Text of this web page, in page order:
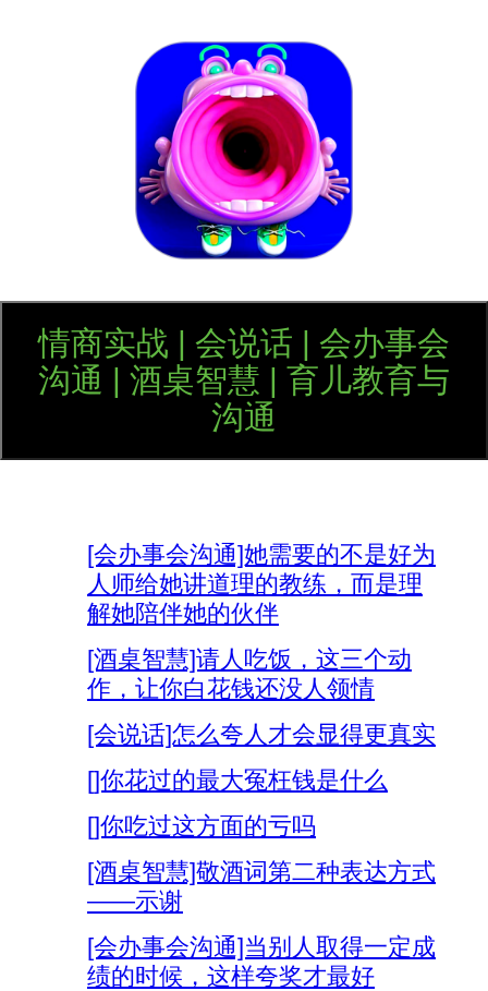
情商实战 | 会说话 | 会办事会
沟通 | 酒桌智慧 | 育儿教育与
沟通
[会办事会沟通]她需要的不是好为
人师给她讲道理的教练，而是理
解她陪伴她的伙伴
[酒桌智慧]请人吃饭，这三个动
作，让你白花钱还没人领情
[会说话]怎么夸人才会显得更真实
[]你花过的最大冤枉钱是什么
[]你吃过这方面的亏吗
[酒桌智慧]敬酒词第二种表达方式
——示谢
[会办事会沟通]当别人取得一定成
绩的时候，这样夸奖才最好